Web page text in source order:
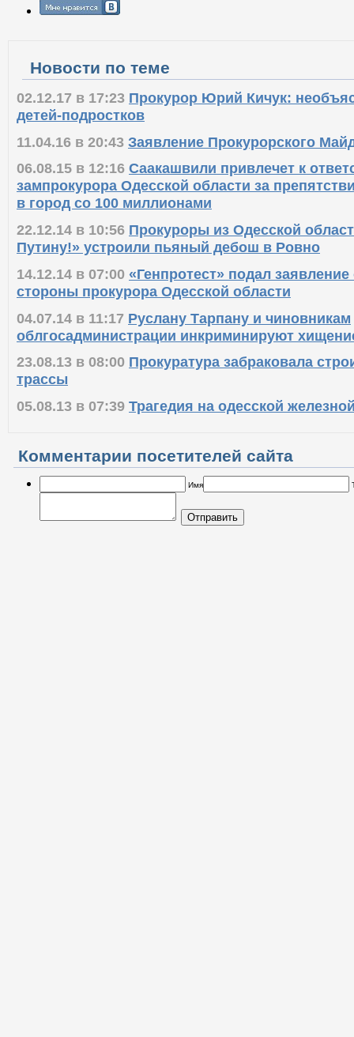
Новости по теме
02.12.17 в 17:23 Прокурор Юрий Кичук:
детей-подростков
11.04.16 в 20:43 Заявление Прокурорского
06.08.15 в 12:16 Саакашвили привлечет к
зампрокурора Одесской области за
в город со 100 миллионами
22.12.14 в 10:56 Прокуроры из Одесской
Путину!» устроили пьяный дебош в Ровно
14.12.14 в 07:00 «Генпротест» подал
стороны прокурора Одесской области
04.07.14 в 11:17 Руслану Тарпану и чиновникам
облгосадминистрации инкриминируют
23.08.13 в 08:00 Прокуратура забраковала
трассы
05.08.13 в 07:39 Трагедия на одесской
Комментарии посетителей сайта
Имя
Отправить